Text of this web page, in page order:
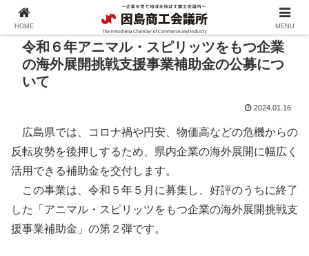
令和６年アニマル・スピリッツをもつ企業
の海外展開挑戦支援事業補助金の公募につ
いて
2024.01.16
広島県では、コロナ禍や円安、物価高などの危機からの
反転攻勢を後押しするため、県内企業の海外展開に幅広く
活用できる補助金を交付します。
この事業は、令和５年５月に募集し、好評のうちに終了
した「アニマル・スピリッツをもつ企業の海外展開挑戦支
援事業補助金」の第２弾です。
HOME MENU